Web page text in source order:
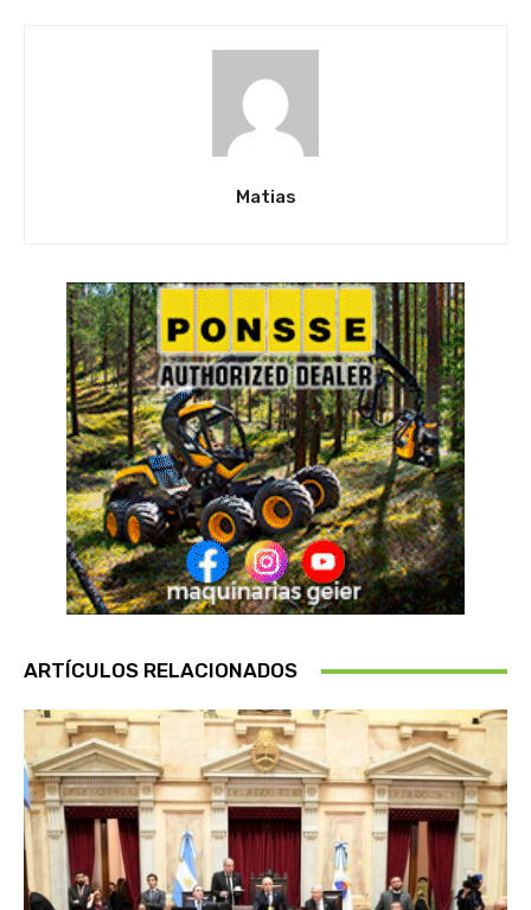
Matias
ARTÍCULOS RELACIONADOS